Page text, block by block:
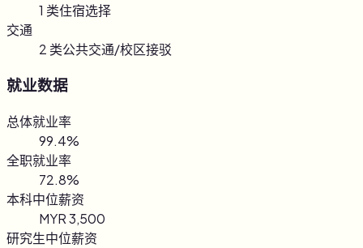
1 类住宿选择
交通
2 类公共交通/校区接驳
就业数据
总体就业率
99.4%
全职就业率
72.8%
本科中位薪资
MYR 3,500
研究生中位薪资